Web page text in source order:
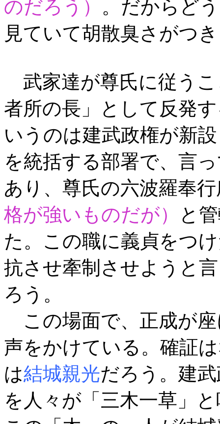
のだろう） 。だからど
見ていて胡散臭さがつ
武家達が尊氏に従う
者所の長」として反発
いうのは建武政権が新
を統括する部署で、言
あり、尊氏の六波羅奉
格が強いものだが）
と
た。この職に義貞をつ
抗させ牽制させようと
ろう。
この場面で、正成が
声をかけている。確証
は結城親光だろう。建
を人々が「三木一草」